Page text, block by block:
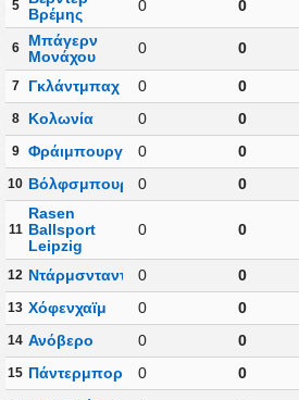
5
Βρέμης
0 0
6
Μπάγερν
Μονάχου
0 0
7 Γκλάντμπαχ 0 0
8 Κολωνία 0 0
9 Φράιμπουργκ 0 0
10 Βόλφσμπουργκ
0 0
11
Rasen
Ballsport
Leipzig
0 0
12 Ντάρμσνταντ 0 0
13 Χόφενχαϊμ 0 0
14 Ανόβερο 0 0
15 Πάντερμπορν 0 0